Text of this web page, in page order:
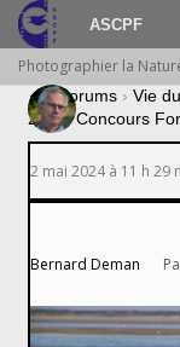
ASCPF
Photographier la
› Forums › Vie
2ème Concours
2 mai 2024 à 11 h 29
Bernard Deman